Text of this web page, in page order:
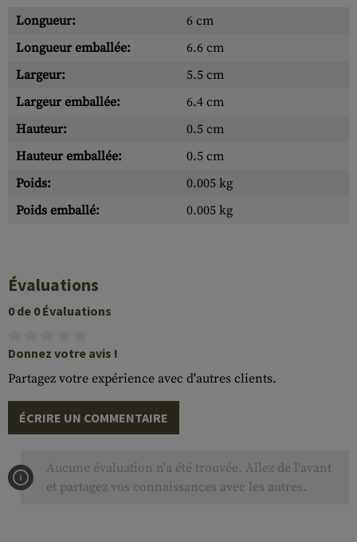
Longueur:
6 cm
Longueur emballée:
6.6 cm
Largeur:
5.5 cm
Largeur emballée:
6.4 cm
Hauteur:
0.5 cm
Hauteur emballée:
0.5 cm
Poids:
0.005 kg
Poids emballé:
0.005 kg
Évaluations
0 de 0 Évaluations
Donnez votre avis !
Partagez votre expérience avec d'autres clients.
ÉCRIRE UN COMMENTAIRE
Aucune évaluation n'a été trouvée. Allez de l'avant
et partagez vos connaissances avec les autres.